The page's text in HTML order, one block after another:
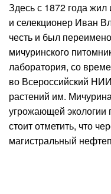
Здесь с 1872 года жил
и селекционер Иван
честь и был
мичуринского
лаборатория, со
во Всероссийский
растений им.
угрожающей экологии
стоит отметить, что
магистральный